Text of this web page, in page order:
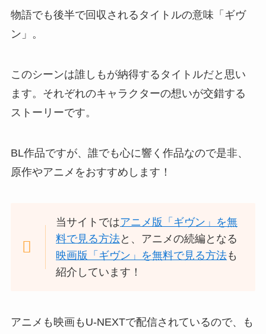
物語でも後半で回収されるタイトルの意味「ギヴ
ン」。
このシーンは誰しもが納得するタイトルだと思い
ます。それぞれのキャラクターの想いが交錯する
ストーリーです。
BL作品ですが、誰でも心に響く作品なので是非、
原作やアニメをおすすめします！
当サイトではアニメ版「ギヴン」を無
料で見る方法と、アニメの続編となる
映画版「ギヴン」を無料で見る方法も
紹介しています！
アニメも映画もU-NEXTで配信されているので、も